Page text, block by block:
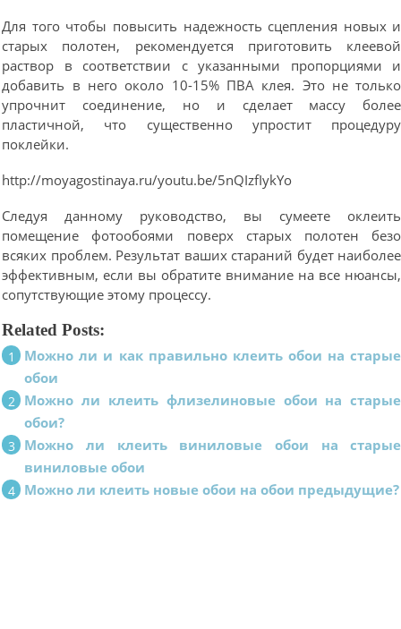
Для того чтобы повысить надежность сцепления новых и
старых полотен, рекомендуется приготовить клеевой
раствор в соответствии с указанными пропорциями и
добавить в него около 10-15% ПВА клея. Это не только
упрочнит соединение, но и сделает массу более
пластичной, что существенно упростит процедуру
поклейки.
http://moyagostinaya.ru/youtu.be/5nQIzfIykYo
Следуя данному руководство, вы сумеете оклеить
помещение фотообоями поверх старых полотен безо
всяких проблем. Результат ваших стараний будет наиболее
эффективным, если вы обратите внимание на все нюансы,
сопутствующие этому процессу.
Related Posts:
Можно ли и как правильно клеить обои на старые
обои
Можно ли клеить флизелиновые обои на старые
обои?
Можно ли клеить виниловые обои на старые
виниловые обои
Можно ли клеить новые обои на обои предыдущие?